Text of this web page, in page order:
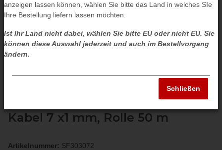
Kabel 7 x1 mm, Rolle 50 m
Artikelnummer: SF303072
anzeigen lassen können, wählen Sie bitte das Land in welches SIe
Ihre Bestellung liefern lassen möchten.
Ist Ihr Land nicht dabei, wählen Sie bitte EU oder nicht EU. Sie
können diese Auswahl jederzeit und auch im Bestellvorgang
ändern.
Schließen